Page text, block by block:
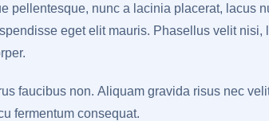
pellentesque, nunc a lacinia placerat, lacus
eget elit mauris. Phasellus velit
faucibus non. Aliquam gravida risus nec
fermentum consequat.